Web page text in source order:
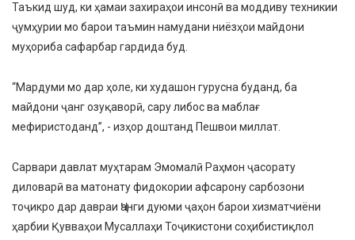
Таъкид шуд, ки ҳамаи захираҳои инсонӣ ва моддиву техникии
ҷумҳурии мо барои таъмин намудани ниёзҳои майдони
муҳориба сафарбар гардида буд.
“Мардуми мо дар ҳоле, ки худашон гурусна буданд, ба
майдони ҷанг озуқаворӣ, сару либос ва маблағ
мефиристоданд”, - изҳор доштанд Пешвои миллат.
Сарвари давлат муҳтарам Эмомалӣ Раҳмон ҷасорату
диловарӣ ва матонату фидокории афсарону сарбозони
тоҷикро дар давраи Ҷанги дуюми ҷаҳон барои хизматчиёни
ҳарбии Қувваҳои Мусаллаҳи Тоҷикистони соҳибистиқлол